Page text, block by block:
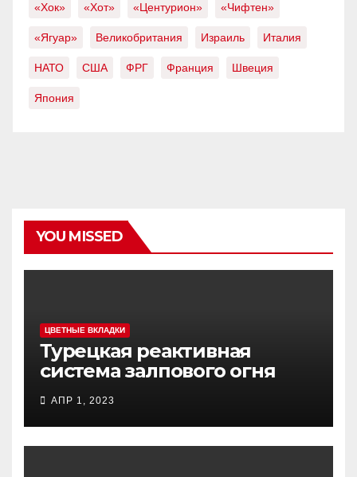
«Хок» «Хот» «Центурион» «Чифтен»
«Ягуар» Великобритания Израиль Италия
НАТО США ФРГ Франция Швеция
Япония
YOU MISSED
ЦВЕТНЫЕ ВКЛАДКИ
Турецкая реактивная
система залпового огня
MCL (Multi-Caliber Launcher)
АПР 1, 2023